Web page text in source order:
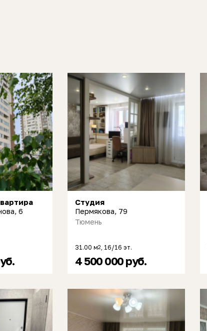
6
Студия
Пермякова, 79
Тюмень
31.00 м2, 16/16 эт.
4 500 000 руб.